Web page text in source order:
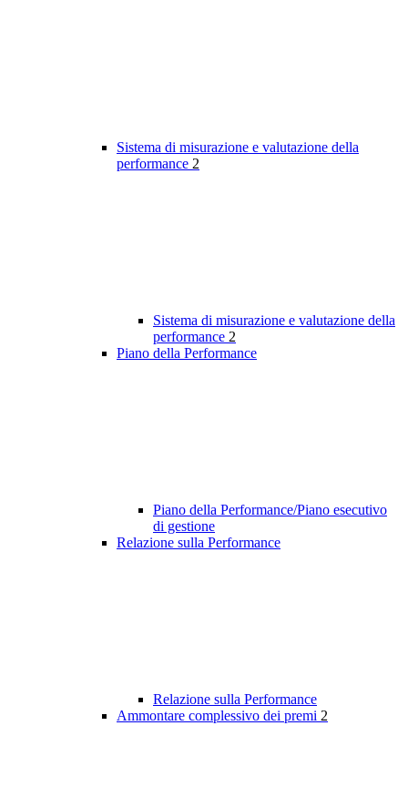
Sistema di misurazione e valutazione della
performance 2
Sistema di misurazione e valutazione della
performance 2
Piano della Performance
Piano della Performance/Piano esecutivo
di gestione
Relazione sulla Performance
Relazione sulla Performance
Ammontare complessivo dei premi 2